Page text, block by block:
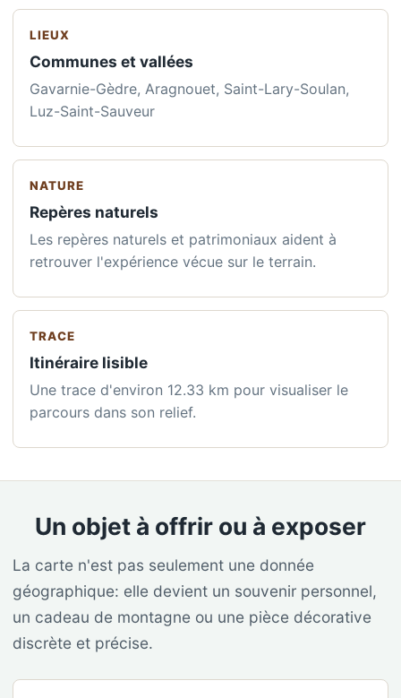
LIEUX
Communes et vallées
Gavarnie-Gèdre, Aragnouet, Saint-Lary-Soulan,
Luz-Saint-Sauveur
NATURE
Repères naturels
Les repères naturels et patrimoniaux aident à
retrouver l'expérience vécue sur le terrain.
TRACE
Itinéraire lisible
Une trace d'environ 12.33 km pour visualiser le
parcours dans son relief.
Un objet à offrir ou à exposer
La carte n'est pas seulement une donnée
géographique: elle devient un souvenir personnel,
un cadeau de montagne ou une pièce décorative
discrète et précise.